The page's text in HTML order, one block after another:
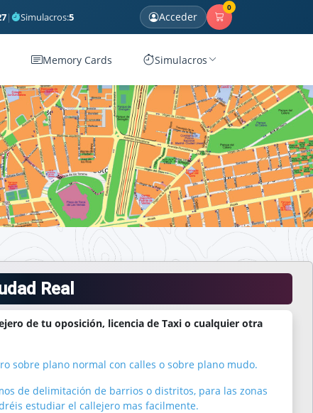
| Simulacros:5 Acceder
0
Memory Cards Simulacros
Real
de tu oposición, licencia de Taxi o cualquier otra
sobre plano normal con calles o sobre plano mudo.
de delimitación de barrios o distritos, para las zonas
estudiar el callejero mas facilmente.